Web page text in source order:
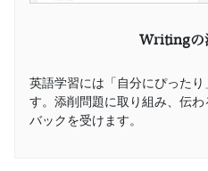
Writingの
英語学習には「自分にぴった
す。添削問題に取り組み、伝
バックを受けます。